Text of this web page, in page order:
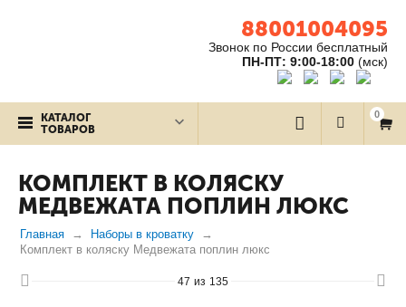
88001004095
Звонок по России бесплатный
ПН-ПТ: 9:00-18:00 (мск)
КАТАЛОГ
ТОВАРОВ
0
КОМПЛЕКТ В КОЛЯСКУ
МЕДВЕЖАТА ПОПЛИН ЛЮКС
Главная
Наборы в кроватку
Комплект в коляску Медвежата поплин люкс
47 из 135